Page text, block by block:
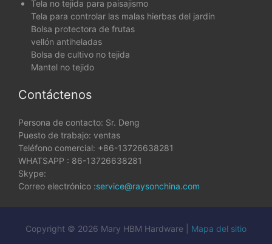
Tela no tejida para paisajismo
Tela para controlar las malas hierbas del jardín
Bolsa protectora de frutas
vellón antiheladas
Bolsa de cultivo no tejida
Mantel no tejido
Contáctenos
Persona de contacto: Sr. Deng
Puesto de trabajo: ventas
Teléfono comercial: +86-13726638281
WHATSAPP : 86-13726638281
Skype:
Correo electrónico :service@raysonchina.com
Copyright © 2026 Mary HBM Hardware | Mapa del sitio